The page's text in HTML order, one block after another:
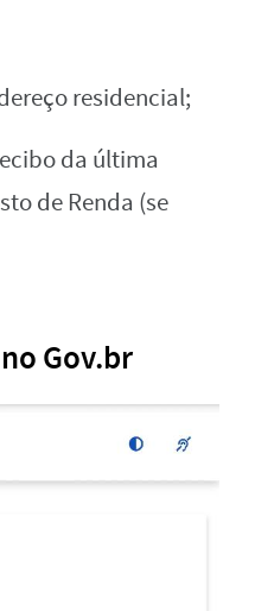
residencial;
da última
de Renda (se
Gov.br